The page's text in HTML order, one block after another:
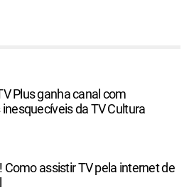
Plus ganha canal com
da TV Cultura
Como assistir TV pela internet de